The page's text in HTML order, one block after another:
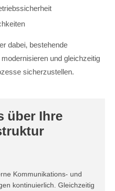
dabei, bestehende
und gleichzeitig
sicherzustellen.
über Ihre
Kommunikations- und
kontinuierlich. Gleichzeitig